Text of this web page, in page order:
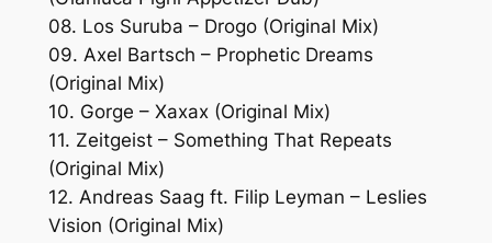
08. Los Suruba – Drogo (Original Mix)
09. Axel Bartsch – Prophetic Dreams
(Original Mix)
10. Gorge – Xaxax (Original Mix)
11. Zeitgeist – Something That Repeats
(Original Mix)
12. Andreas Saag ft. Filip Leyman – Leslies
Vision (Original Mix)